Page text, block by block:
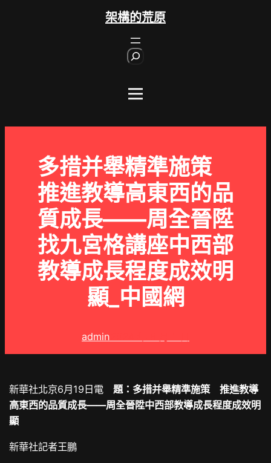
架構的荒原
多措并舉精準施策
推進教導高東西的品
質成長——周全晉陞
找九宮格講座中西部
教導成長程度成效明
顯_中國網
admin
新華社北京6月19日電題：多措并舉精準施策 推進教導
高東西的品質成長——周全晉陞中西部教導成長程度成效明
顯
新華社記者王鵬